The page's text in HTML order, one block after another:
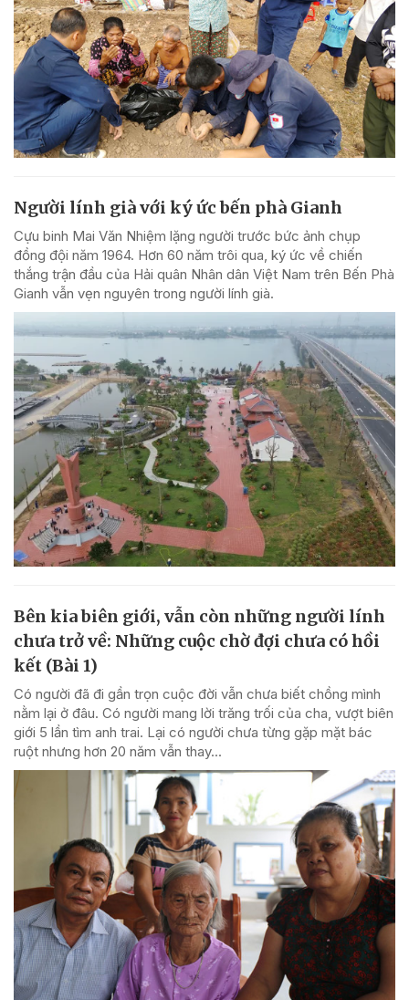
Người lính già với ký ức bến phà Gianh
Cựu binh Mai Văn Nhiệm lặng người trước bức ảnh chụp
đồng đội năm 1964. Hơn 60 năm trôi qua, ký ức về chiến
thắng trận đầu của Hải quân Nhân dân Việt Nam trên Bến Phà
Gianh vẫn vẹn nguyên trong người lính già.
Bên kia biên giới, vẫn còn những người lính
chưa trở về: Những cuộc chờ đợi chưa có hồi
kết (Bài 1)
Có người đã đi gần trọn cuộc đời vẫn chưa biết chồng mình
nằm lại ở đâu. Có người mang lời trăng trối của cha, vượt biên
giới 5 lần tìm anh trai. Lại có người chưa từng gặp mặt bác
ruột nhưng hơn 20 năm vẫn thay...